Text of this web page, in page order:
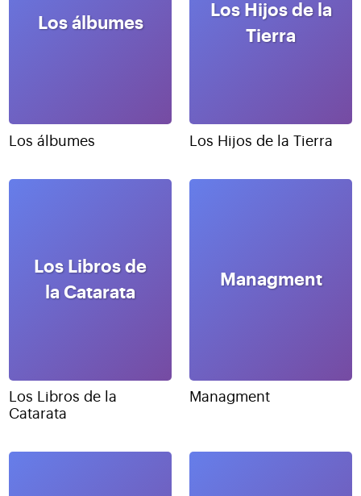
Los álbumes
Los álbumes
Los Hijos de la
Tierra
Los Hijos de la Tierra
Los Libros de
la Catarata
Los Libros de la
Catarata
Managment
Managment